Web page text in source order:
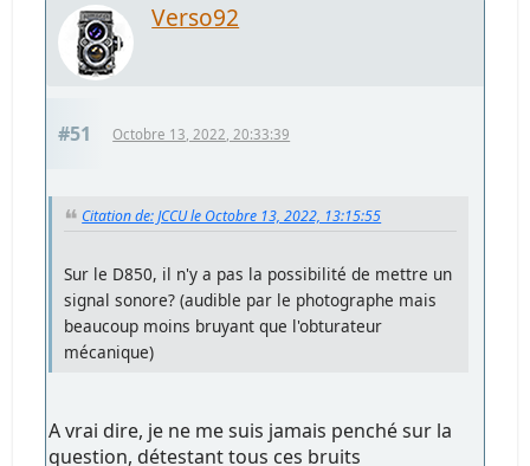
Verso92
#51 Octobre 13, 2022, 20:33:39
Citation de: JCCU le Octobre 13, 2022, 13:15:55
Sur le D850, il n'y a pas la possibilité de mettre un
signal sonore? (audible par le photographe mais
beaucoup moins bruyant que l'obturateur
mécanique)
A vrai dire, je ne me suis jamais penché sur la
question, détestant tous ces bruits